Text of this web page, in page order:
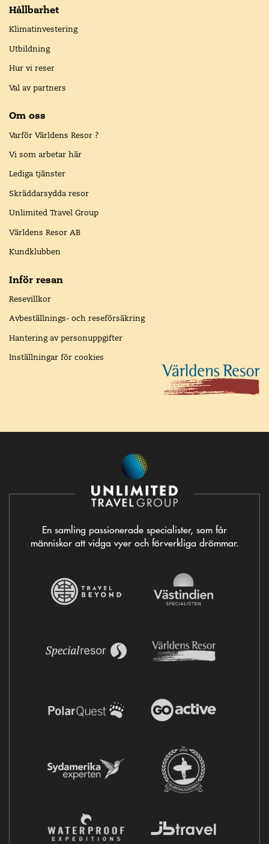
Hållbarhet
Klimatinvestering
Utbildning
Hur vi reser
Val av partners
Om oss
Varför Världens Resor ?
Vi som arbetar här
Lediga tjänster
Skräddarsydda resor
Unlimited Travel Group
Världens Resor AB
Kundklubben
Inför resan
Resevillkor
Avbeställnings- och reseförsäkring
Hantering av personuppgifter
Inställningar för cookies
En samling passionerade specialister, som får
människor att vidga vyer och förverkliga drömmar.